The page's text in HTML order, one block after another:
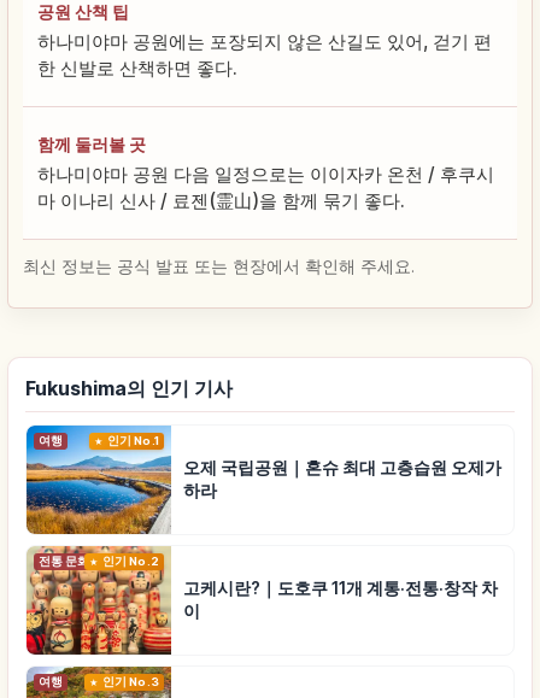
공원 산책 팁
하나미야마 공원에는 포장되지 않은 산길도 있어, 걷기 편
한 신발로 산책하면 좋다.
함께 둘러볼 곳
하나미야마 공원 다음 일정으로는 이이자카 온천 / 후쿠시
마 이나리 신사 / 료젠(霊山)을 함께 묶기 좋다.
최신 정보는 공식 발표 또는 현장에서 확인해 주세요.
Fukushima의 인기 기사
여행 인기 No.1
오제 국립공원｜혼슈 최대 고층습원 오제가
하라
전통 문화 인기 No.2
고케시란?｜도호쿠 11개 계통·전통·창작 차
이
여행 인기 No.3